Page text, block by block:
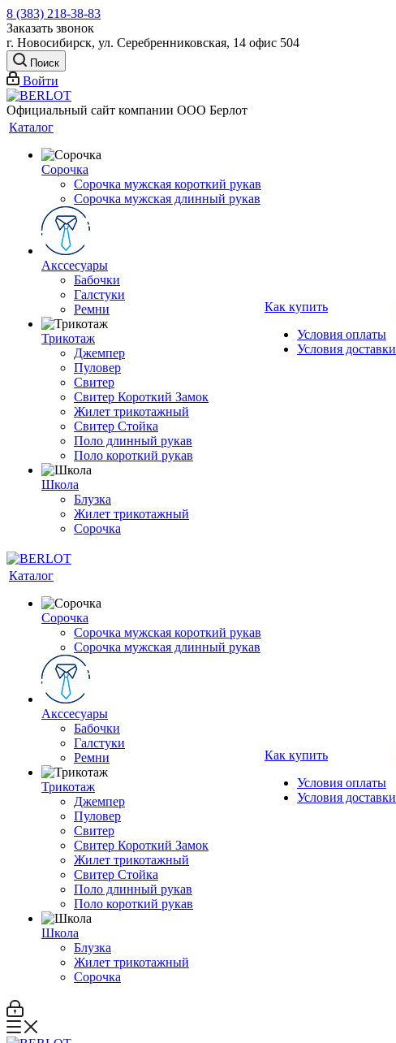
8 (383) 218-38-83
Заказать звонок
г. Новосибирск, ул. Серебренниковская, 14 офис 504
Поиск
Войти
Официальный сайт компании ООО Берлот
Каталог
Сорочка
Сорочка мужская короткий рукав
Сорочка мужская длинный рукав
Акссесуары
Бабочки
Галстуки
Ремни
Трикотаж
Джемпер
Пуловер
Свитер
Свитер Короткий Замок
Жилет трикотажный
Свитер Стойка
Поло длинный рукав
Поло короткий рукав
Школа
Блузка
Жилет трикотажный
Сорочка
Как купить
Условия оплаты
Условия доставки
Каталог
Сорочка
Сорочка мужская короткий рукав
Сорочка мужская длинный рукав
Акссесуары
Бабочки
Галстуки
Ремни
Трикотаж
Джемпер
Пуловер
Свитер
Свитер Короткий Замок
Жилет трикотажный
Свитер Стойка
Поло длинный рукав
Поло короткий рукав
Школа
Блузка
Жилет трикотажный
Сорочка
Как купить
Условия оплаты
Условия доставки